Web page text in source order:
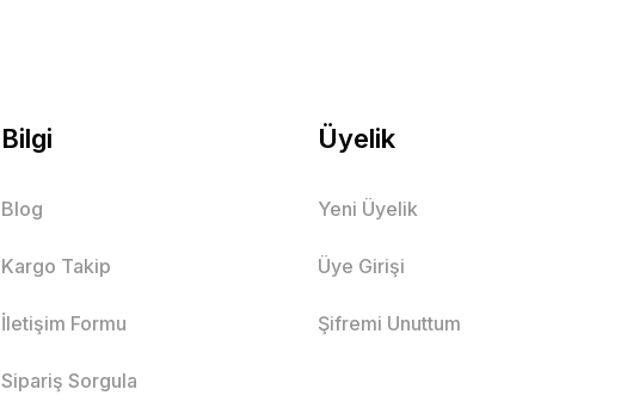
Bilgi
Blog
Kargo Takip
İletişim Formu
Sipariş Sorgula
Üyelik
Yeni Üyelik
Üye Girişi
Şifremi Unuttum